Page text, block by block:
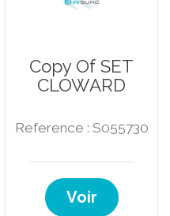
Copy Of SET
CLOWARD
Reference : S055730
Voir